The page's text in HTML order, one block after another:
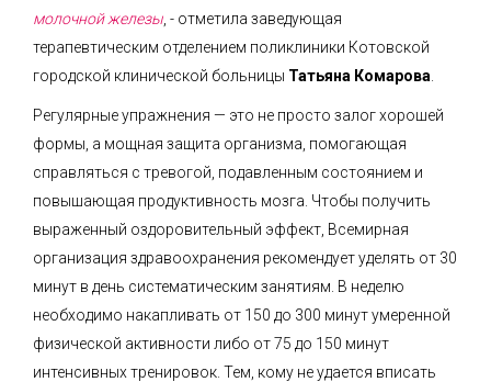
молочной железы , - отметила заведующая
терапевтическим отделением поликлиники Котовской
городской клинической больницы Татьяна Комарова
Регулярные упражнения — это не просто залог хорошей
формы, а мощная защита организма, помогающая
справляться с тревогой, подавленным состоянием и
повышающая продуктивность мозга. Чтобы получить
выраженный оздоровительный эффект, Всемирная
организация здравоохранения рекомендует уделять от 30
минут в день систематическим занятиям. В неделю
необходимо накапливать от 150 до 300 минут умеренной
физической активности либо от 75 до 150 минут
интенсивных тренировок. Тем, кому не удается вписать